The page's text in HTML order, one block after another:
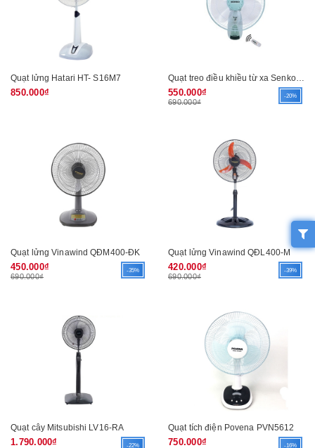
Quạt lửng Hatari HT- S16M7
850.000₫
Quạt treo điều khiều từ xa Senko TR1628
550.000₫
690.000₫
-20%
Quạt lửng Vinawind QĐM400-ĐK
450.000₫
690.000₫
-35%
Quạt lửng Vinawind QĐL400-M
420.000₫
690.000₫
-39%
Quạt cây Mitsubishi LV16-RA
1.790.000₫ -22%
Quạt tích điện Povena PVN5612
750.000₫ -16%